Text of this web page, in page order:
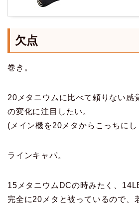
欠点
巻き。
20メタニウムに比べて頼りない感
の変化に注目したい。
(メイン機を20メタからこっちにし
ラインキャパ。
15メタニウムDCの時みたく、
完全に20メタと被っているので、